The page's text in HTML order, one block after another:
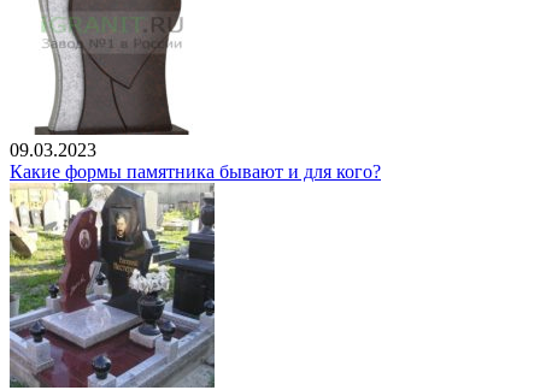
09.03.2023
Какие формы памятника бывают и для кого?